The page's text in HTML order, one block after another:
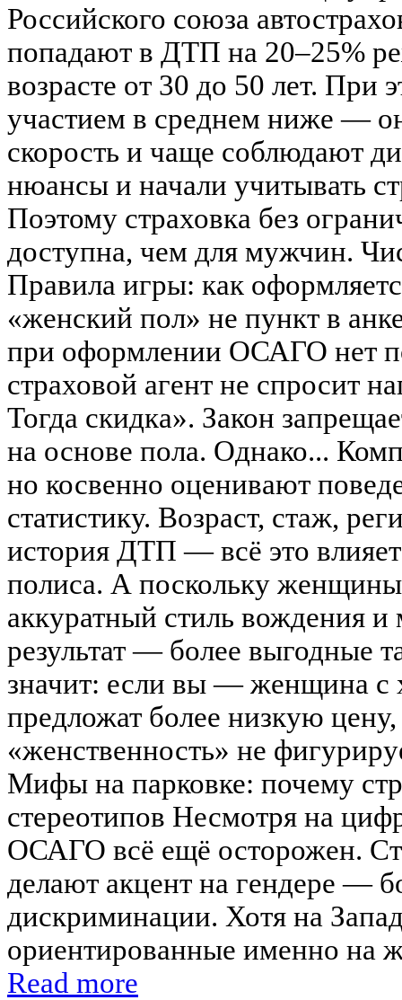
Российского союза
попадают в ДТП на 20–25%
возрасте от 30 до 50 лет. При
участием в среднем ниже —
скорость и чаще соблюдают
нюансы и начали учитывать
Поэтому страховка без
доступна, чем для мужчин.
Правила игры: как
«женский пол» не пункт в
при оформлении ОСАГО нет
страховой агент не спросит
Тогда скидка». Закон
на основе пола. Однако...
но косвенно оценивают
статистику. Возраст, стаж,
история ДТП — всё это
полиса. А поскольку
аккуратный стиль вождения
результат — более выгодные
значит: если вы — женщина с
предложат более низкую
«женственность» не
Мифы на парковке: почему
стереотипов Несмотря на
ОСАГО всё ещё осторожен.
делают акцент на гендере —
дискриминации. Хотя на
ориентированные именно на
Read more